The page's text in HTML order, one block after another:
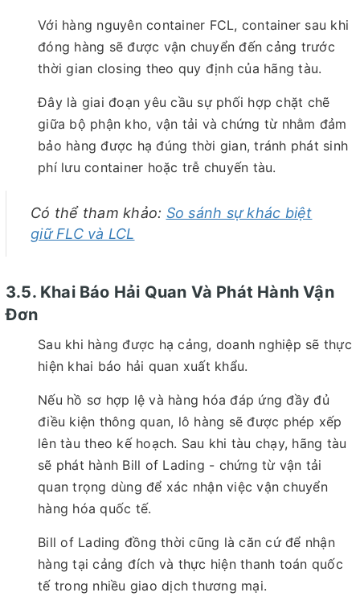
Với hàng nguyên container FCL, container sau khi
đóng hàng sẽ được vận chuyển đến cảng trước
thời gian closing theo quy định của hãng tàu.
Đây là giai đoạn yêu cầu sự phối hợp chặt chẽ
giữa bộ phận kho, vận tải và chứng từ nhằm đảm
bảo hàng được hạ đúng thời gian, tránh phát sinh
phí lưu container hoặc trễ chuyến tàu.
Có thể tham khảo: So sánh sự khác biệt
giữ FLC và LCL
3.5. Khai Báo Hải Quan Và Phát Hành Vận
Đơn
Sau khi hàng được hạ cảng, doanh nghiệp sẽ thực
hiện khai báo hải quan xuất khẩu.
Nếu hồ sơ hợp lệ và hàng hóa đáp ứng đầy đủ
điều kiện thông quan, lô hàng sẽ được phép xếp
lên tàu theo kế hoạch. Sau khi tàu chạy, hãng tàu
sẽ phát hành Bill of Lading - chứng từ vận tải
quan trọng dùng để xác nhận việc vận chuyển
hàng hóa quốc tế.
Bill of Lading đồng thời cũng là căn cứ để nhận
hàng tại cảng đích và thực hiện thanh toán quốc
tế trong nhiều giao dịch thương mại.